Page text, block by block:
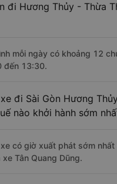
đi Hương Thủy - Thừa
mỗi ngày có khoảng 12
đến 13:30.
đi Sài Gòn Hương
nào khởi hành sớm
có giờ xuất phát sớm nhất
Tân Quang Dũng.